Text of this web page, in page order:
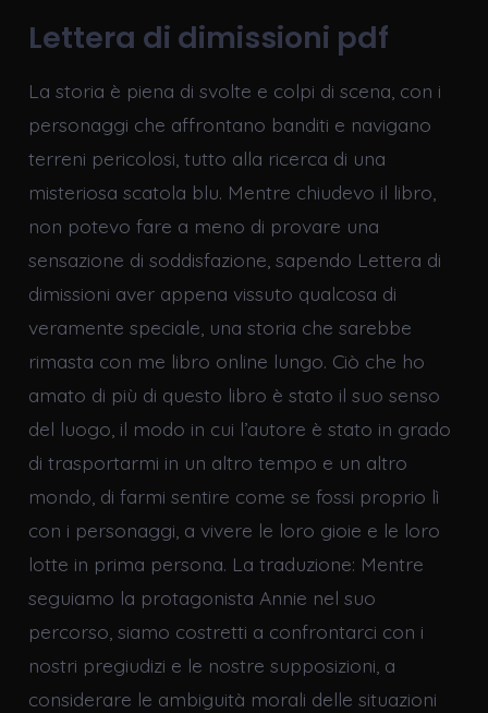
Lettera di dimissioni pdf
La storia è piena di svolte e colpi di scena, con i
personaggi che affrontano banditi e navigano
terreni pericolosi, tutto alla ricerca di una
misteriosa scatola blu. Mentre chiudevo il libro,
non potevo fare a meno di provare una
sensazione di soddisfazione, sapendo Lettera di
dimissioni aver appena vissuto qualcosa di
veramente speciale, una storia che sarebbe
rimasta con me libro online lungo. Ciò che ho
amato di più di questo libro è stato il suo senso
del luogo, il modo in cui l’autore è stato in grado
di trasportarmi in un altro tempo e un altro
mondo, di farmi sentire come se fossi proprio lì
con i personaggi, a vivere le loro gioie e le loro
lotte in prima persona. La traduzione: Mentre
seguiamo la protagonista Annie nel suo
percorso, siamo costretti a confrontarci con i
nostri pregiudizi e le nostre supposizioni, a
considerare le ambiguità morali delle situazioni